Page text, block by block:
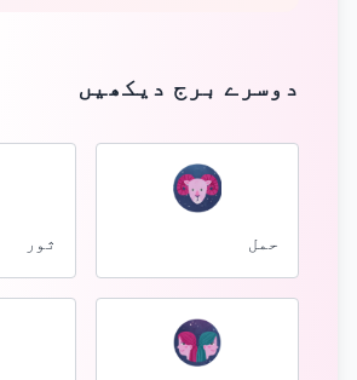
دوسرے برج دیکھیں
حمل ثور